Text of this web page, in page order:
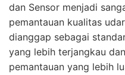
dan Sensor menjadi
pemantauan kualitas
dianggap sebagai
yang lebih terjangkau
pemantauan yang lebih